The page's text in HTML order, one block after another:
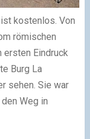
kostenlos. Von
römischen
ersten Eindruck
Burg La
sehen. Sie war
Weg in